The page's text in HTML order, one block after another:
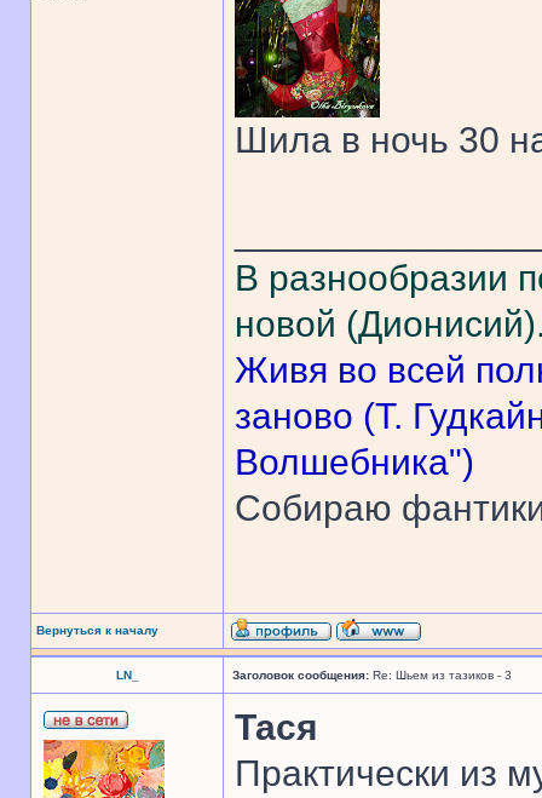
Шила в ночь 30
В разнообразии
новой
Живя во всей
заново (Т.
Волшебника")
Собираю
Вернуться к началу
LN_ Заголовок сообщения: Re: Шьем из тазиков - 3
Тася
Практически из